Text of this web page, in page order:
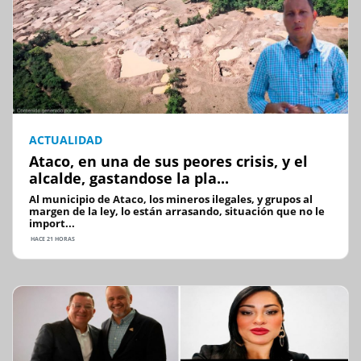
ACTUALIDAD
Ataco, en una de sus peores crisis, y el
alcalde, gastandose la pla...
Al municipio de Ataco, los mineros ilegales, y grupos al
margen de la ley, lo están arrasando, situación que no le
import...
HACE 21 HORAS